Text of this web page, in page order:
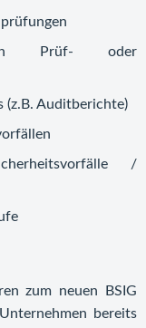
Prüf- oder
(z.B. Auditberichte)
/
zum neuen BSIG
bereits